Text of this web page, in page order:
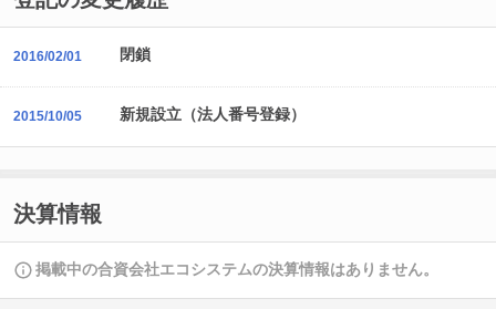
2016/02/01 閉鎖
2015/10/05 新規設立（法人番号登録）
決算情報
掲載中の合資会社エコシステムの決算情報はありません。